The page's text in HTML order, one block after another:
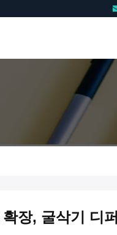
장, 굴삭기 디